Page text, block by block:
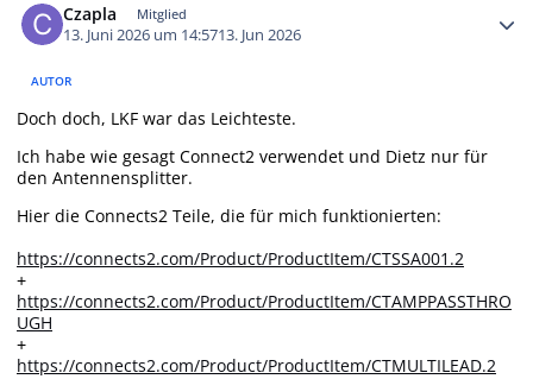
Czapla Mitglied
13. Juni 2026 um 14:5713. Jun 2026
AUTOR
Doch doch, LKF war das Leichteste.
Ich habe wie gesagt Connect2 verwendet und Dietz nur für
den Antennensplitter.
Hier die Connects2 Teile, die für mich funktionierten:
https://connects2.com/Product/ProductItem/CTSSA001.2
+
https://connects2.com/Product/ProductItem/CTAMPPASSTHRO
UGH
+
https://connects2.com/Product/ProductItem/CTMULTILEAD.2